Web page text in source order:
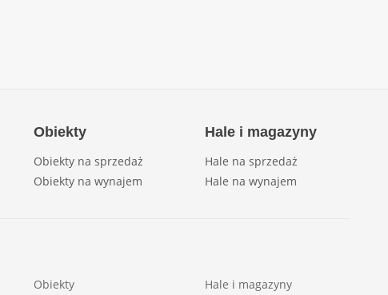
Obiekty
Obiekty na sprzedaż
Obiekty na wynajem
Hale i magazyny
Hale na sprzedaż
Hale na wynajem
Obiekty
Hale i magazyny